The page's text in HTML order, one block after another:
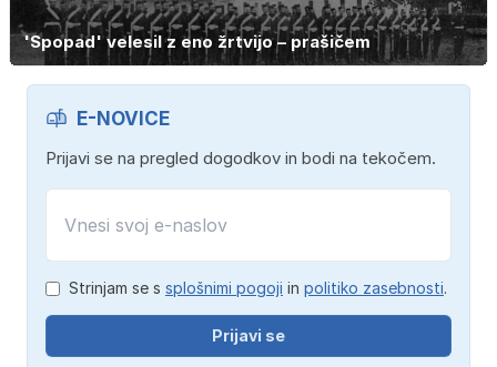
'Spopad' velesil z eno žrtvijo – prašičem
E-NOVICE
Prijavi se na pregled dogodkov in bodi na tekočem.
Strinjam se s splošnimi pogoji in politiko zasebnosti.
Prijavi se